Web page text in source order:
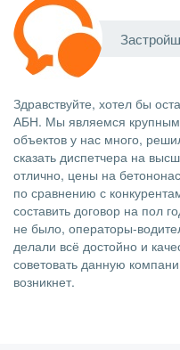
Здравствуйте, хотел бы
АБН. Мы являемся крупным
объектов у нас много,
сказать диспетчера на
отлично, цены на
по сравнению с
составить договор на пол
не было, операторы-
делали всё достойно и
советовать данную
возникнет.